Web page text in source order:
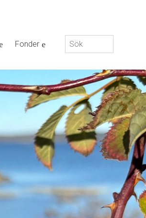
Fonder
Sök
efter: